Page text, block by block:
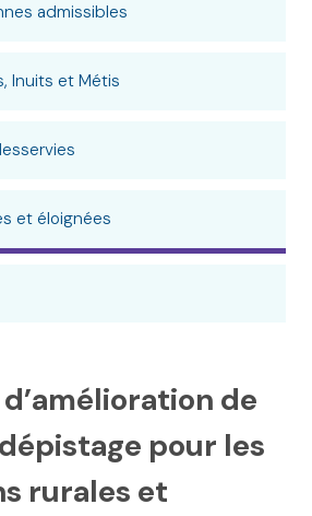
admissibles
Inuits et Métis
et éloignées
de
pour les
rurales et